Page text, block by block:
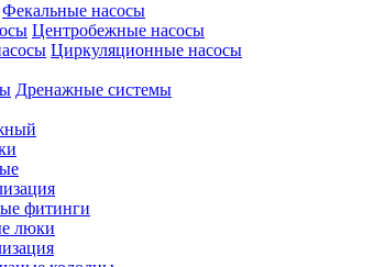
Фекальные насосы
Центробежные насосы
Циркуляционные насосы
Дренажные системы
фитинги
люки